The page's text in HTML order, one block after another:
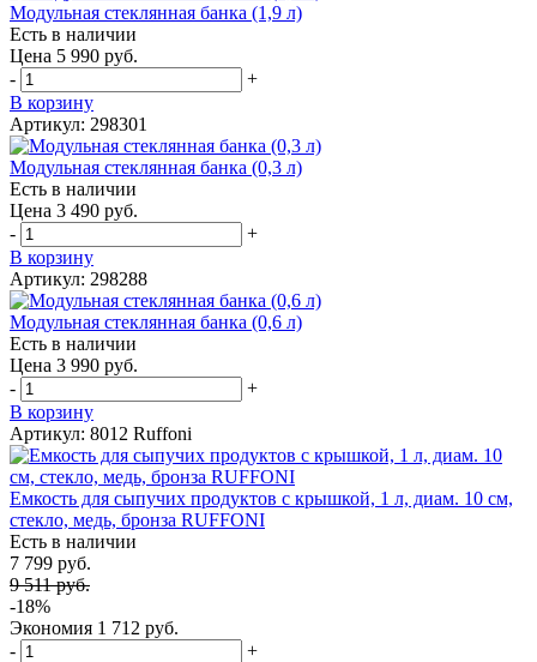
Модульная стеклянная банка (1,9 л)
Есть в наличии
Цена 5 990 руб.
-
+
В корзину
Артикул: 298301
Модульная стеклянная банка (0,3 л)
Есть в наличии
Цена 3 490 руб.
-
+
В корзину
Артикул: 298288
Модульная стеклянная банка (0,6 л)
Есть в наличии
Цена 3 990 руб.
-
+
В корзину
Артикул: 8012 Ruffoni
Емкость для сыпучих продуктов с крышкой, 1 л, диам. 10 см,
стекло, медь, бронза RUFFONI
Есть в наличии
7 799 руб.
9 511 руб.
-18%
Экономия 1 712 руб.
-
+